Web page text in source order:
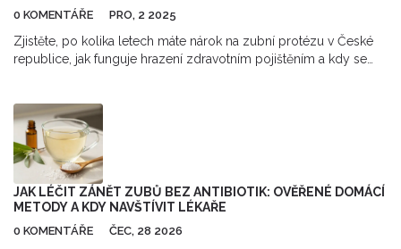
0 KOMENTÁŘE PRO, 2 2025
Zjistěte, po kolika letech máte nárok na zubní protézu v České
republice, jak funguje hrazení zdravotním pojištěním a kdy se
JAK LÉČIT ZÁNĚT ZUBŮ BEZ ANTIBIOTIK: OVĚŘENÉ DOMÁCÍ
METODY A KDY NAVŠTÍVIT LÉKAŘE
0 KOMENTÁŘE ČEC, 28 2026